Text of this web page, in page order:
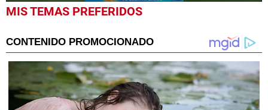
0
seconds
seconds
MIS TEMAS PREFERIDOS